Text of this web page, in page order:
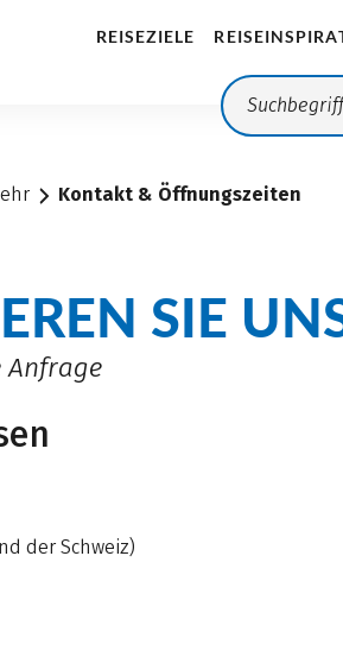
REISEZIELE
Kontakt & Öffnungszeiten
SIE
Anfrage
der Schweiz)